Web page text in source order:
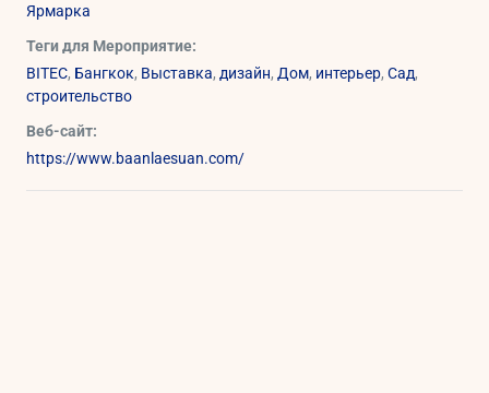
Ярмарка
Теги для Мероприятие:
BITEC, Бангкок, Выставка, дизайн, Дом, интерьер,Сад,
строительство
Веб-сайт:
https://www.baanlaesuan.com/